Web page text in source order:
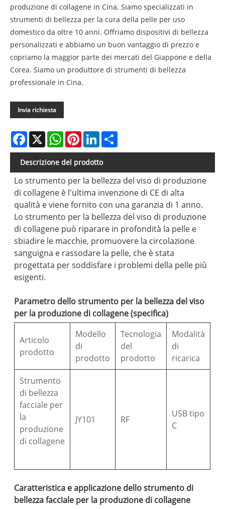
produzione di collagene in Cina. Siamo specializzati in
strumenti di bellezza per la cura della pelle per uso
domestico da oltre 10 anni. Offriamo dispositivi di bellezza
personalizzati e abbiamo un buon vantaggio di prezzo e
copriamo la maggior parte dei mercati del Giappone e della
Corea. Siamo un produttore di strumenti di bellezza
professionale in Cina.
Invia richiesta
Facebook
X WhatsAppPinterestLinkedIn
Descrizione del prodotto
Lo strumento per la bellezza del viso di produzione
di collagene è l'ultima invenzione di CE di alta
qualità e viene fornito con una garanzia di 1 anno.
Lo strumento per la bellezza del viso di produzione
di collagene può riparare in profondità la pelle e
sbiadire le macchie, promuovere la circolazione
sanguigna e rassodare la pelle, che è stata
progettata per soddisfare i problemi della pelle più
esigenti.
Parametro dello strumento per la bellezza del viso
per la produzione di collagene (specifica)
Articolo
prodotto
Modello
di
prodotto
Tecnologia
del
prodotto
Modalità
di
ricarica
Strumento
di bellezza
facciale per
la
produzione
di collagene
JY101 RF
USB tipo
C
Caratteristica e applicazione dello strumento di
bellezza facciale per la produzione di collagene